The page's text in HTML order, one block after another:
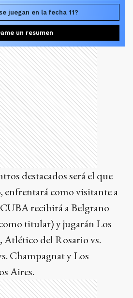
juegan en la fecha 11?
un resumen
destacados será el que
como visitante a
recibirá a Belgrano
titular) y jugarán Los
Atlético del Rosario vs.
Champagnat y Los
Aires.